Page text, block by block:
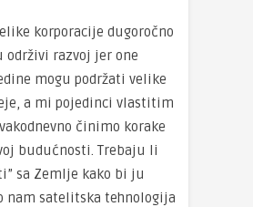
korporacije dugoročno
razvoj jer one
mogu podržati velike
a mi pojedinci vlastitim
činimo korake
budućnosti. Trebaju li
sa Zemlje kako bi ju
nam satelitska tehnologija